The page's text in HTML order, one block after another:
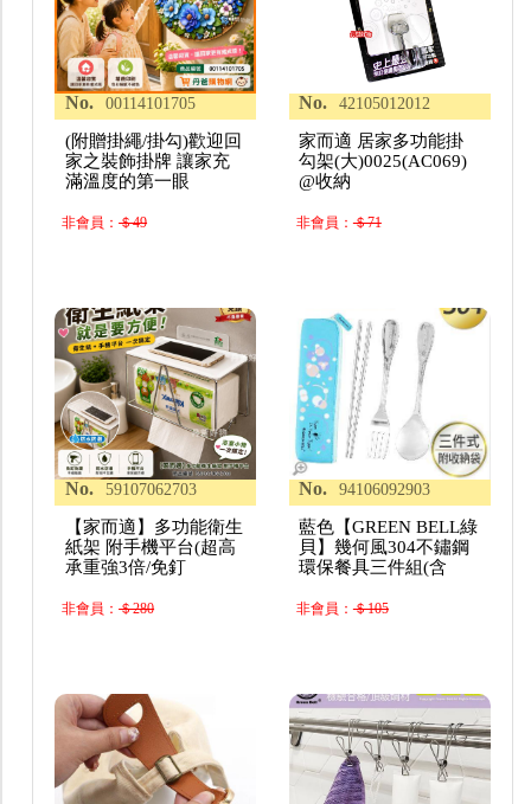
No. 00114101705
(附贈掛繩/掛勾)歡迎回
家之裝飾掛牌 讓家充
滿溫度的第一眼
非會員：＄49
No. 42105012012
家而適 居家多功能掛
勾架(大)0025(AC069)
@收納
非會員：＄71
No. 59107062703
【家而適】多功能衛生
紙架 附手機平台(超高
承重強3倍/免釘
非會員：＄280
No. 94106092903
藍色【GREEN BELL綠
貝】幾何風304不鏽鋼
環保餐具三件組(含
非會員：＄105